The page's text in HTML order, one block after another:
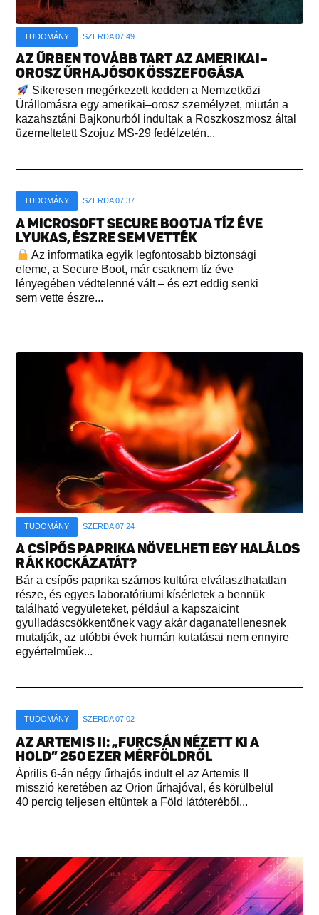
TUDOMÁNY SZERDA 07:49
AZ ŰRBEN TOVÁBB TART AZ AMERIKAI–
OROSZ ŰRHAJÓSOK ÖSSZEFOGÁSA
Sikeresen megérkezett kedden a Nemzetközi
Űrállomásra egy amerikai–orosz személyzet, miután a
kazahsztáni Bajkonurból indultak a Roszkoszmosz által
üzemeltetett Szojuz MS-29 fedélzetén...
TUDOMÁNY SZERDA 07:37
A MICROSOFT SECURE BOOTJA TÍZ ÉVE
LYUKAS, ÉSZRE SEM VETTÉK
Az informatika egyik legfontosabb biztonsági
eleme, a Secure Boot, már csaknem tíz éve
lényegében védtelenné vált – és ezt eddig senki
sem vette észre...
TUDOMÁNY SZERDA 07:24
A CSÍPŐS PAPRIKA NÖVELHETI EGY HALÁLOS
RÁK KOCKÁZATÁT?
Bár a csípős paprika számos kultúra elválaszthatatlan
része, és egyes laboratóriumi kísérletek a bennük
található vegyületeket, például a kapszaicint
gyulladáscsökkentőnek vagy akár daganatellenesnek
mutatják, az utóbbi évek humán kutatásai nem ennyire
egyértelműek...
TUDOMÁNY SZERDA 07:02
AZ ARTEMIS II: „FURCSÁN NÉZETT KI A
HOLD” 250 EZER MÉRFÖLDRŐL
Április 6-án négy űrhajós indult el az Artemis II
misszió keretében az Orion űrhajóval, és körülbelül
40 percig teljesen eltűntek a Föld látóteréből...